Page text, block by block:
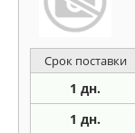
Срок поставки
1 дн.
1 дн.